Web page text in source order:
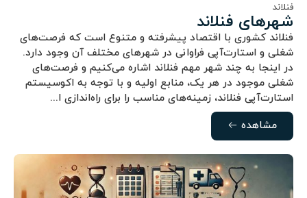
فنلاند
شهرهای فنلاند
فنلاند کشوری با اقتصاد پیشرفته و متنوع است که فرصت‌های
شغلی و استارت‌آپی فراوانی در شهرهای مختلف آن وجود دارد.
در اینجا به چند شهر مهم فنلاند اشاره می‌کنیم و فرصت‌های
شغلی موجود در هر یک، منابع اولیه و با توجه به اکوسیستم
استارت‌آپی فنلاند، زمینه‌های مناسب را برای راه‌اندازی ا...
مشاهده